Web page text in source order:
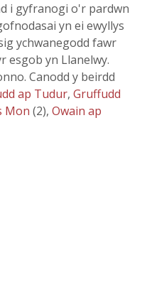
i gyfranogi o'r pardwn
yn ei ewyllys
ychwanegodd fawr
esgob yn Llanelwy.
Canodd y beirdd
ap Tudur, Gruffudd
Mon (2), Owain ap